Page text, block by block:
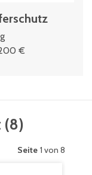
€
(8)
Seite 1 von 8